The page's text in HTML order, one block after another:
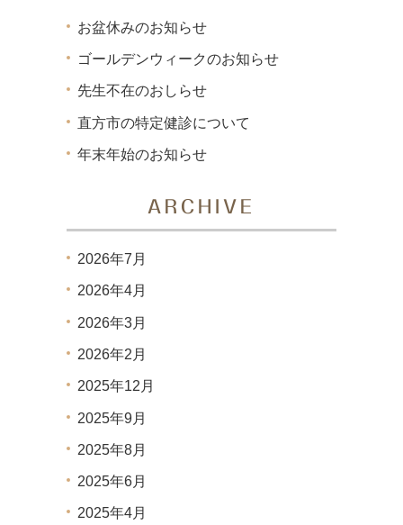
お盆休みのお知らせ
ゴールデンウィークのお知らせ
先生不在のおしらせ
直方市の特定健診について
年末年始のお知らせ
ARCHIVE
2026年7月
2026年4月
2026年3月
2026年2月
2025年12月
2025年9月
2025年8月
2025年6月
2025年4月